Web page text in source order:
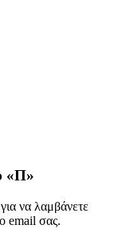
«Π»
να λαμβάνετε
email σας.